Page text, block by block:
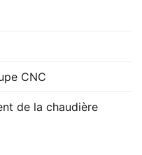
CNC
de la chaudière